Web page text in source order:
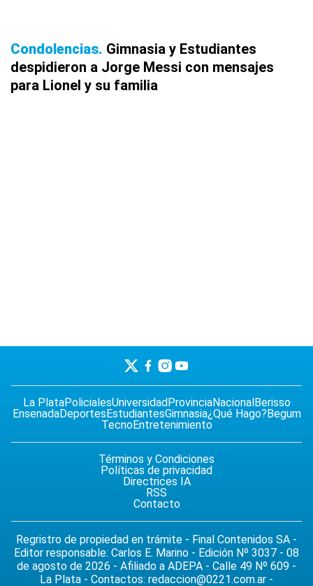
Condolencias Gimnasia y Estudiantes
despidieron a Jorge Messi con mensajes
para Lionel y su familia
La PlataPolicialesUniversidad ProvinciaNacional Berisso
EnsenadaDeportes EstudiantesGimnasia¿Qué Hago? Begum
TecnoEntretenimiento
Términos y Condiciones
Políticas de privacidad
Directrices IA
RSS
Contacto
Regristro de propiedad en trámite - Final Contenidos SA -
Editor responsable: Carlos E. Marino - Edición Nº 3037 - 08
de agosto de 2026 - Afiliado a ADEPA - Calle 49 Nº 609 -
La Plata - Contactos: redaccion@0221.com.ar -